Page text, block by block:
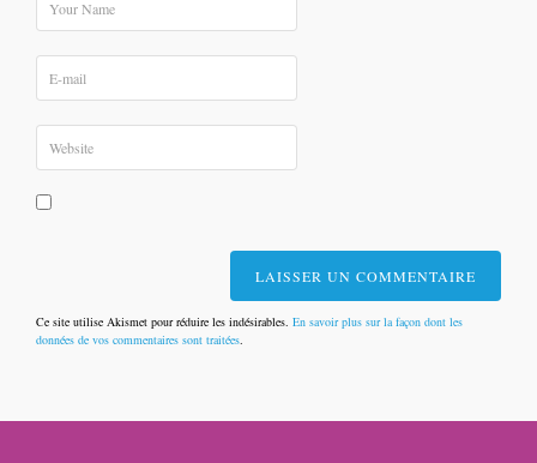
Ce site utilise Akismet pour réduire les indésirables. En savoir plus sur la façon dont les
données de vos commentaires sont traitées.